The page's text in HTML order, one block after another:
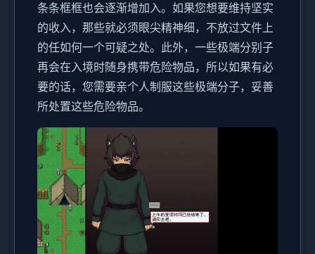
条条框框也会逐渐增加入。如果您想要维持坚实
的收入，那些就必须眼尖精神细，不放过文件上
的任如何一个可疑之处。此外，一些极端分别子
再会在入境时随身携带危险物品，所以如果有必
要的话，您需要亲个人制服这些极端分子，妥善
所处置这些危险物品。